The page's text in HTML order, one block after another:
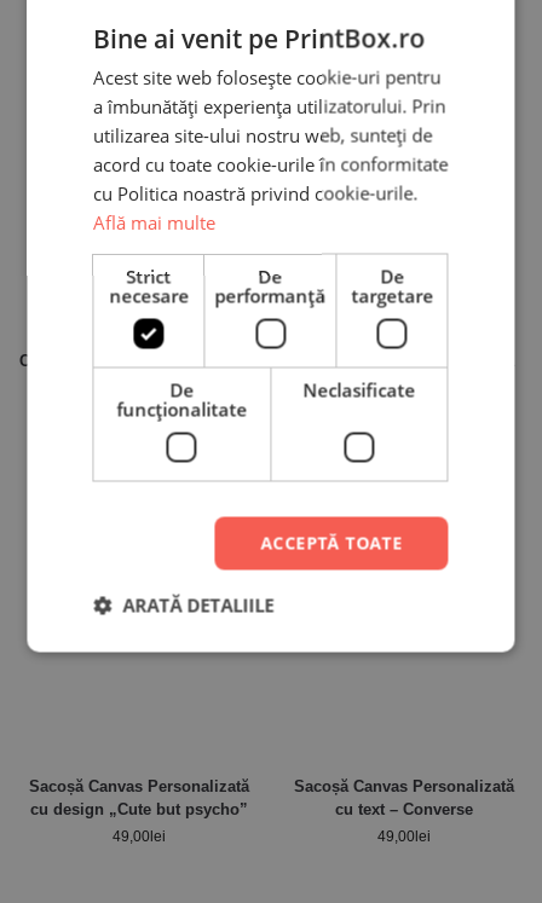
Cană Personalizată – Christmas
29,90lei
cu design „Vegan Vibes”
Sacoșă Canvas Personalizată
cu design „Cute but psycho”
49,00 lei
Sacoșă Canvas Personalizată
cu text – Converse
49,00 lei
Bine ai venit pe PrintBox.ro
Acest site web folosește cookie-uri pentru
a îmbunătăți experiența utilizatorului. Prin
utilizarea site-ului nostru web, sunteți de
acord cu toate cookie-urile în conformitate
cu Politica noastră privind cookie-urile.
Află mai multe
Strict
necesare
De
performanță
De
targetare
De
funcţionalitate
Neclasificate
ACCEPTĂ TOATE
ARATĂ DETALIILE